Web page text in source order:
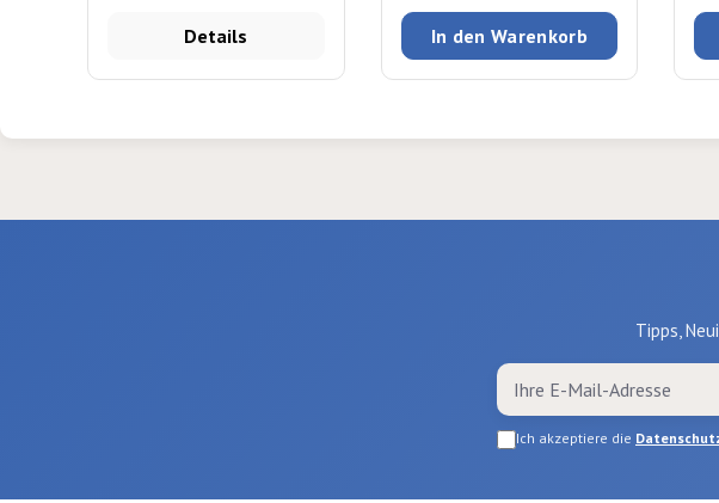
Vario CubeDetails In den Warenkorb
Tipps,
Ich akzeptiere die